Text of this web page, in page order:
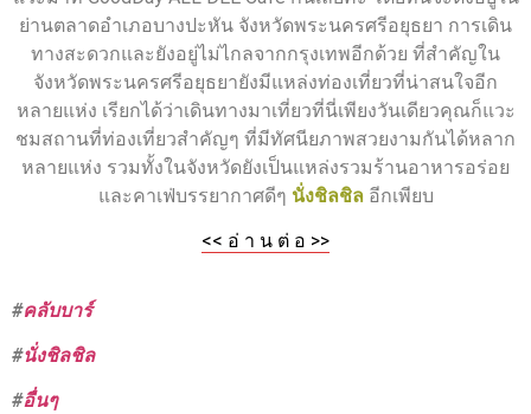
ย่านตลาดอำเภอบางปะหัน จังหวัดพระนครศรีอยุธยา การเดิน
ทางสะดวกและยังอยู่ไม่ไกลจากกรุงเทพอีกด้วย ที่สำคัญใน
จังหวัดพระนครศรีอยุธยายังมีแหล่งท่องเที่ยวที่น่าสนใจอีก
หลายแห่ง เรียกได้ว่าเดินทางมาเที่ยวที่นี่เพียงวันเดียวคุณก็แวะ
ชมสถานที่ท่องเที่ยวสำคัญๆ ที่มีทัศนียภาพสวยงามกันได้หลาก
หลายแห่ง รวมทั้งในจังหวัดยังเป็นแหล่งรวมร้านอาหารอร่อย
และคาเฟ่บรรยากาศดีๆ นั่งชิลชิลอีกเพียบ
<< อ่ า น ต่ อ >>
#คลับบาร์
#นั่งชิลชิล
#อื่นๆ